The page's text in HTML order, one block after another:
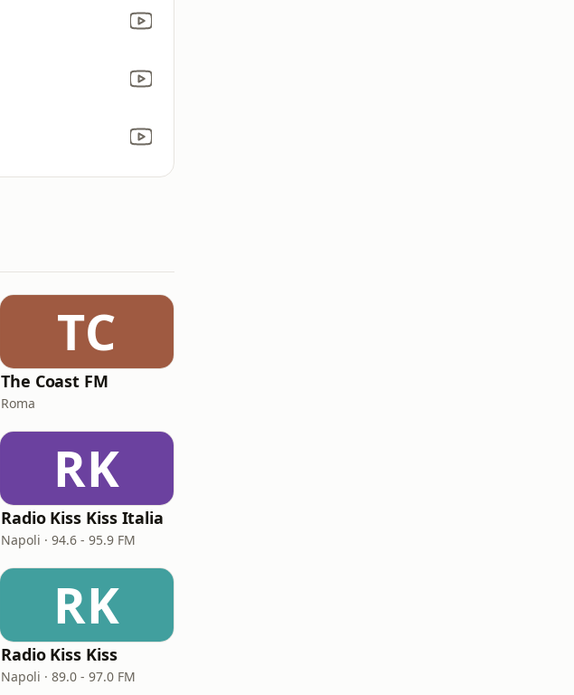
TC
The Coast FM
Roma
RK
Radio Kiss Kiss Italia
Napoli · 94.6 - 95.9 FM
RK
Radio Kiss Kiss
Napoli · 89.0 - 97.0 FM